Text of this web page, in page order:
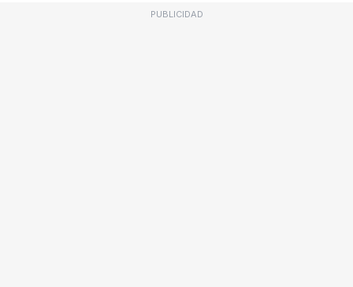
PUBLICIDAD